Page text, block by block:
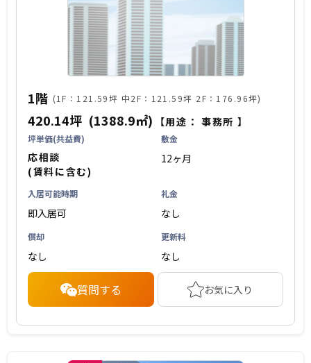
1階 (1F：121.59坪 中2F：121.59坪 2F：176.96坪)
420.14坪 (1388.9㎡) 【用途： 事務所 】
坪単価(共益費)
応相談
(賃料に含む)
敷金
12ヶ月
入居可能時期
即入居可
礼金
なし
償却
なし
更新料
なし
質問する お気に入り